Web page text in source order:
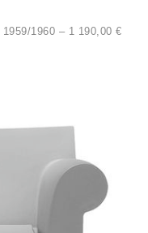
1960 – 1 190,00 €